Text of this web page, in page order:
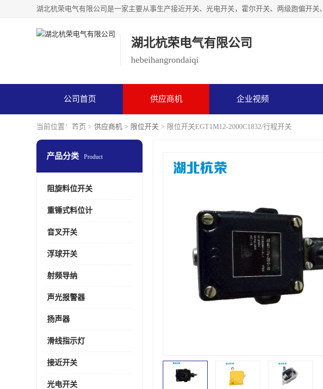
湖北杭荣电气有限公司
hebeihangrondaiqi
公司首页 供应商机 企业视频
联系方式
当前位置： 首页 > 供应商机 > 限位开关 > 限位开关EGT1M12-2000C1832/行程开关
产品分类 Product
阻旋料位开关
重锤式料位计
音叉开关
浮球开关
射频导纳
声光报警器
扬声器
滑线指示灯
接近开关
光电开关